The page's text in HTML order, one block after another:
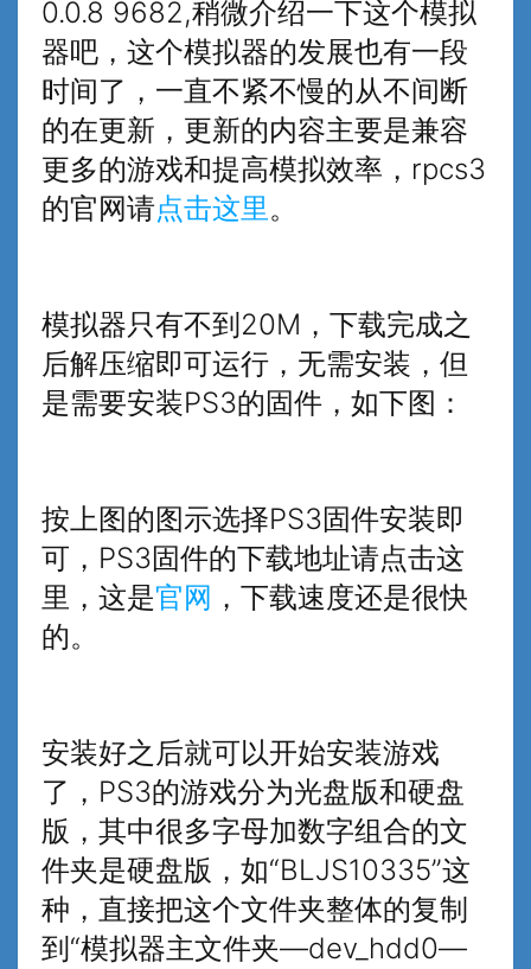
0.0.8 9682,稍微介绍一下这个模拟
器吧，这个模拟器的发展也有一段
时间了，一直不紧不慢的从不间断
的在更新，更新的内容主要是兼容
更多的游戏和提高模拟效率，rpcs3
的官网请点击这里。
模拟器只有不到20M，下载完成之
后解压缩即可运行，无需安装，但
是需要安装PS3的固件，如下图：
按上图的图示选择PS3固件安装即
可，PS3固件的下载地址请点击这
里，这是官网 ，下载速度还是很快
的。
安装好之后就可以开始安装游戏
了，PS3的游戏分为光盘版和硬盘
版，其中很多字母加数字组合的文
件夹是硬盘版，如“BLJS10335”这
种，直接把这个文件夹整体的复制
到“模拟器主文件夹—dev_hdd0—